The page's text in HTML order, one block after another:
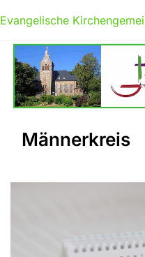
Evangelische
Männerkreis